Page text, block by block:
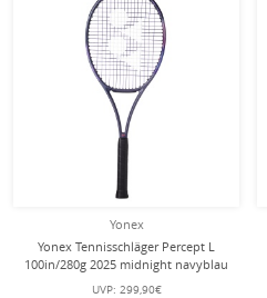
Yonex
Yonex Tennisschläger Percept L
100in/280g 2025 midnight navyblau
- unbesaitet -
UVP: 299,90€